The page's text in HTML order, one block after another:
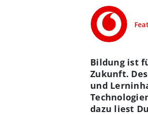
Bildung ist
Zukunft.
und
dazu liest